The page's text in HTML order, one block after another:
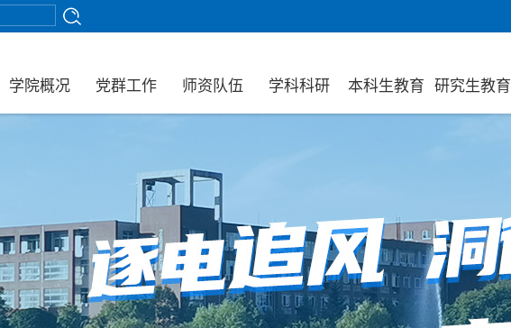
学院概况 党群工作 师资队伍 学科科研 本科生教育 研究生教育